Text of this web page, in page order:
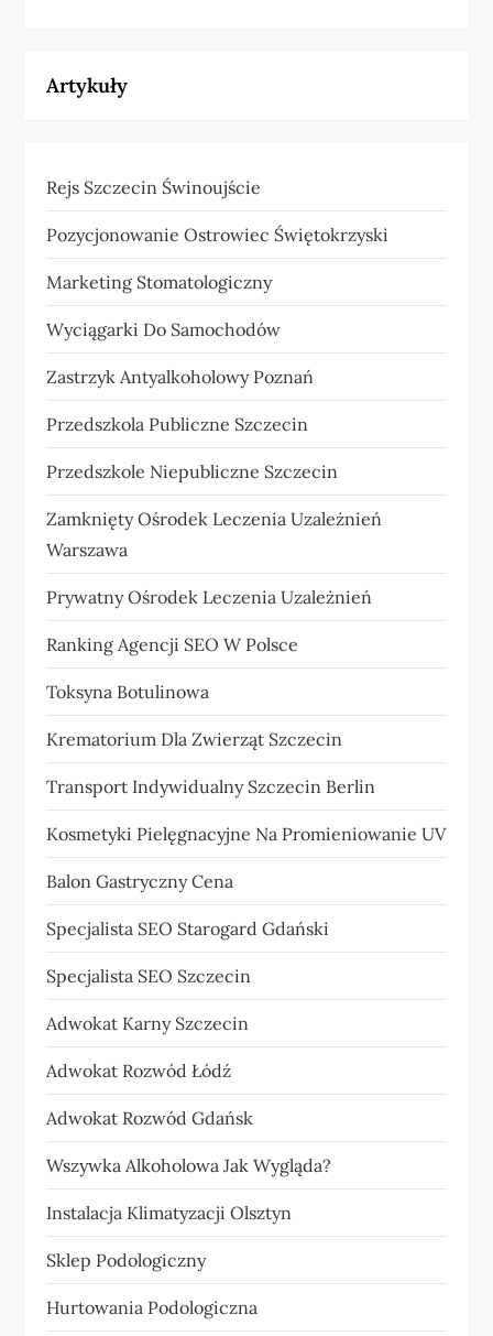
Artykuły
Rejs Szczecin Świnoujście
Pozycjonowanie Ostrowiec Świętokrzyski
Marketing Stomatologiczny
Wyciągarki Do Samochodów
Zastrzyk Antyalkoholowy Poznań
Przedszkola Publiczne Szczecin
Przedszkole Niepubliczne Szczecin
Zamknięty Ośrodek Leczenia Uzależnień
Warszawa
Prywatny Ośrodek Leczenia Uzależnień
Ranking Agencji SEO W Polsce
Toksyna Botulinowa
Krematorium Dla Zwierząt Szczecin
Transport Indywidualny Szczecin Berlin
Kosmetyki Pielęgnacyjne Na Promieniowanie UV
Balon Gastryczny Cena
Specjalista SEO Starogard Gdański
Specjalista SEO Szczecin
Adwokat Karny Szczecin
Adwokat Rozwód Łódź
Adwokat Rozwód Gdańsk
Wszywka Alkoholowa Jak Wygląda?
Instalacja Klimatyzacji Olsztyn
Sklep Podologiczny
Hurtowania Podologiczna